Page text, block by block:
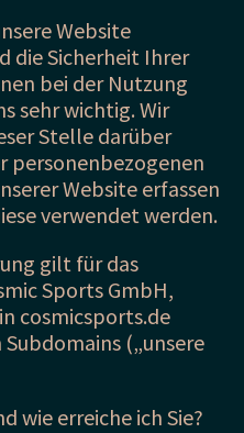
Website
die Sicherheit Ihrer
bei der Nutzung
sehr wichtig. Wir
Stelle darüber
personenbezogenen
Website erfassen
verwendet werden.
gilt für das
Sports GmbH,
cosmicsports.de
(„unsere
wie erreiche ich Sie?